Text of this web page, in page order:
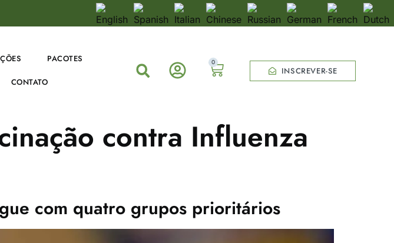
PACOTES
CONTATO
0
INSCREVER-SE
contra Influenza
com quatro grupos prioritários